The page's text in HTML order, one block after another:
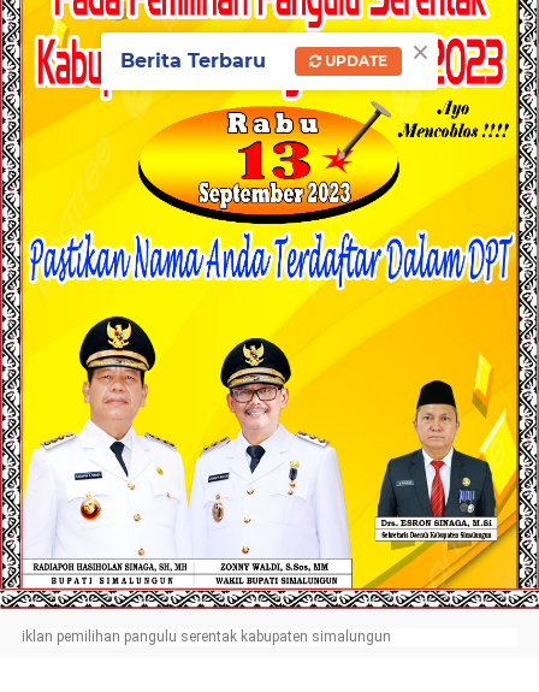
iklan pemilihan pangulu serentak kabupaten simalungun
×
Berita Terbaru UPDATE